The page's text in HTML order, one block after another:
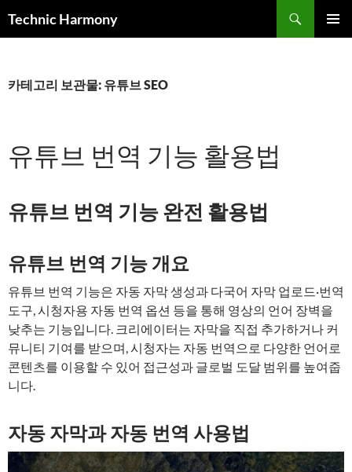
텐
건
Technic Harmony
색
카테고리 보관물: 유튜브 SEO
유튜브 번역 기능 활용법
유튜브 번역 기능 완전 활용법
유튜브 번역 기능 개요
유튜브 번역 기능은 자동 자막 생성과 다국어 자막 업로드·번역
도구, 시청자용 자동 번역 옵션 등을 통해 영상의 언어 장벽을
낮추는 기능입니다. 크리에이터는 자막을 직접 추가하거나 커
뮤니티 기여를 받으며, 시청자는 자동 번역으로 다양한 언어로
콘텐츠를 이용할 수 있어 접근성과 글로벌 도달 범위를 높여줍
니다.
자동 자막과 자동 번역 사용법